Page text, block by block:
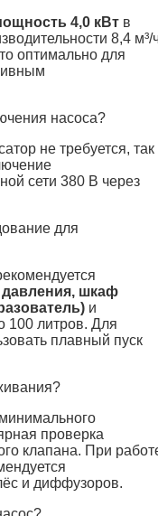
4,0 кВт в
8,4 м³/
оптимально для
насоса?
не требуется, так
сети 380 В через
для
давления, шкаф
и
100 литров. Для
плавный пуск
проверка
клапана. При
и диффузоров.